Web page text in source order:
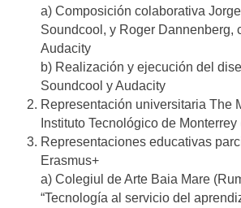
a) Composición colaborativa
Soundcool, y Roger Dannenberg,
Audacity
b) Realización y ejecución del
Soundcool y Audacity
Representación universitaria The
Instituto Tecnológico de
Representaciones educativas
Erasmus+
a) Colegiul de Arte Baia Mare
“Tecnología al servicio del